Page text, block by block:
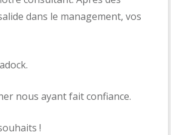
dans le management, vos
nous ayant fait confiance.
!